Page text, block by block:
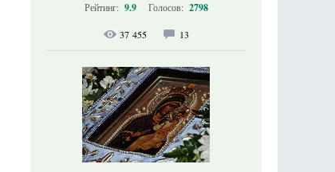
Рейтинг: 9.9 Голосов: 2798
37 455 13